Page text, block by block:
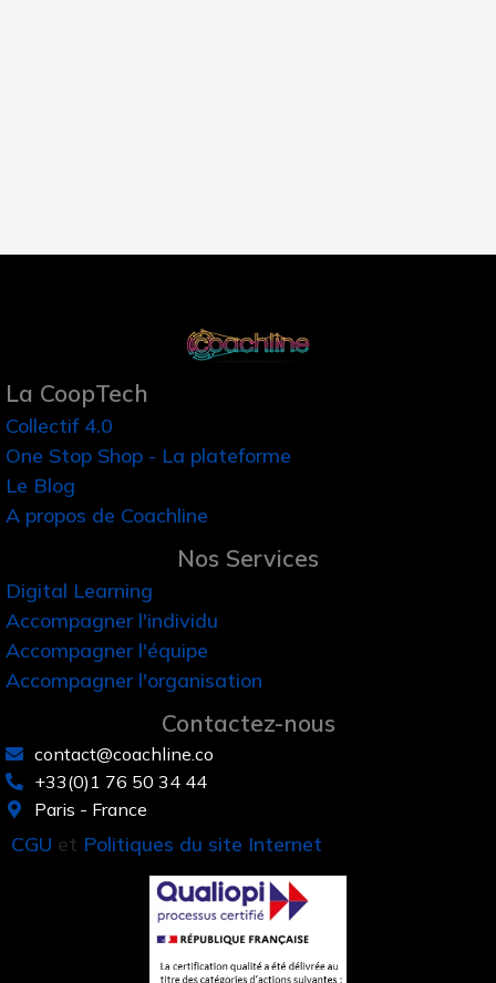
La CoopTech
Collectif 4.0
One Stop Shop - La plateforme
Le Blog
A propos de Coachline
Nos Services
Digital Learning
Accompagner l'individu
Accompagner l'équipe
Accompagner l'organisation
Contactez-nous
contact@coachline.co
+33(0)1 76 50 34 44
Paris - France
CGU et Politiques du site Internet